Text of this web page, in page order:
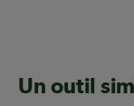
Un outil